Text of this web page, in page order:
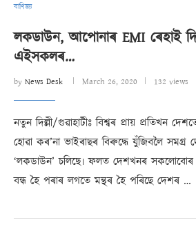
বাণিজ্য
লকডাউন, আপোনাৰ EMI ৰেহাই
এইসকলৰ…
by News Desk March 26, 2020 132 views
নতুন দিল্লী/গুৱাহাটীঃ বিশ্বৰ প্ৰায় প্ৰতিখন
হোৱা কৰ’না ভাইৰাছৰ বিৰুদ্ধে যুঁজিবলৈ সমগ্ৰ
‘লকডাউন’ চলিছে৷ ফলত দেশখনৰ
বন্ধ হৈ পৰাৰ লগতে মন্থৰ হৈ পৰিছে দেশৰ …